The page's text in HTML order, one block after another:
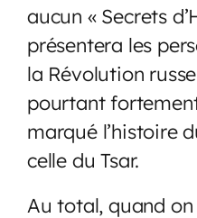
aucun « Secrets
présentera les
la Révolution
pourtant
marqué l’histoire
celle du Tsar.
Au total, quand